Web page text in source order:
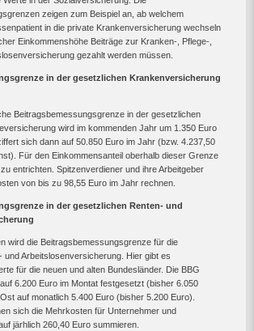
zeigen zum Beispiel an, ab welchem
in die private Krankenversicherung wechseln
Einkommenshöhe Beiträge zur Kranken-, Pflege-,
gezahlt werden müssen.
in der gesetzlichen Krankenversicherung
Beitragsbemessungsgrenze in der gesetzlichen
wird im kommenden Jahr um 1.350 Euro
sich dann auf 50.850 Euro im Jahr (bzw. 4.237,50
Für den Einkommensanteil oberhalb dieser Grenze
entrichten. Spitzenverdiener und ihre Arbeitgeber
von bis zu 98,55 Euro im Jahr rechnen.
in der gesetzlichen Renten- und
wird die Beitragsbemessungsgrenze für die
und Arbeitslosenversicherung. Hier gibt es
für die neuen und alten Bundesländer. Die BBG
6.200 Euro im Montat festgesetzt (bisher 6.050
auf monatlich 5.400 Euro (bisher 5.200 Euro).
sich die Mehrkosten für Unternehmer und
järhlich 260,40 Euro summieren.